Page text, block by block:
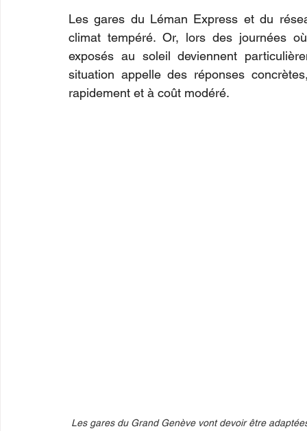
Les gares du Léman Express et du
climat tempéré. Or, lors des journées
exposés au soleil deviennent
situation appelle des réponses
rapidement et à coût modéré.
Les gares du Grand Genève vont devoir être